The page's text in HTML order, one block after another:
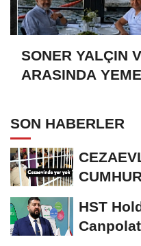
SONER YALÇIN
ARASINDA
SON HABERLER
KİŞİ...
HST